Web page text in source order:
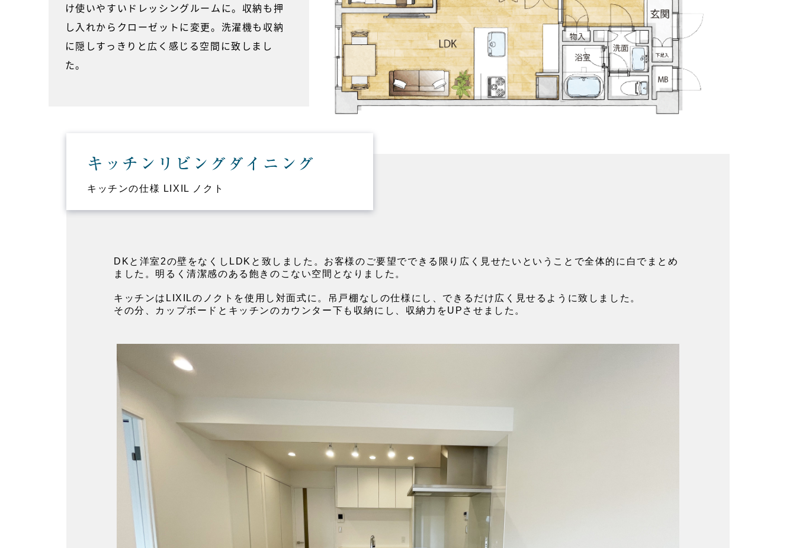
け使いやすいドレッシングルームに。収納も押
し入れからクローゼットに変更。洗濯機も収納
に隠しすっきりと広く感じる空間に致しまし
た。
キッチンリビングダイニング
キッチンの仕様 LIXIL ノクト
DKと洋室2の壁をなくしLDKと致しました。お客様のご要望でできる限り広く見せたいということで全体的に白でまとめ
ました。明るく清潔感のある飽きのこない空間となりました。
キッチンはLIXILのノクトを使用し対面式に。吊戸棚なしの仕様にし、できるだけ広く見せるように致しました。
その分、カップボードとキッチンのカウンター下も収納にし、収納力をUPさせました。